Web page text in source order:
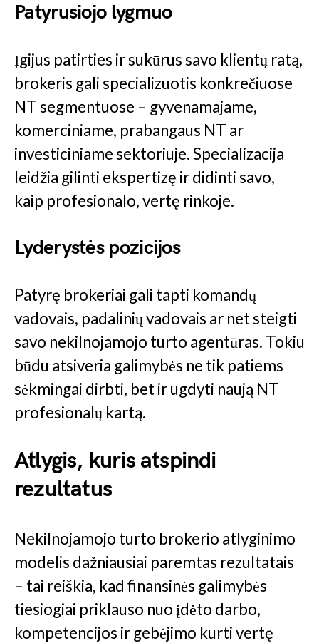
Patyrusiojo lygmuo
Įgijus patirties ir sukūrus savo klientų ratą,
brokeris gali specializuotis konkrečiuose
NT segmentuose – gyvenamajame,
komerciniame, prabangaus NT ar
investiciniame sektoriuje. Specializacija
leidžia gilinti ekspertizę ir didinti savo,
kaip profesionalo, vertę rinkoje.
Lyderystės pozicijos
Patyrę brokeriai gali tapti komandų
vadovais, padalinių vadovais ar net steigti
savo nekilnojamojo turto agentūras. Tokiu
būdu atsiveria galimybės ne tik patiems
sėkmingai dirbti, bet ir ugdyti naują NT
profesionalų kartą.
Atlygis, kuris atspindi
rezultatus
Nekilnojamojo turto brokerio atlyginimo
modelis dažniausiai paremtas rezultatais
– tai reiškia, kad finansinės galimybės
tiesiogiai priklauso nuo įdėto darbo,
kompetencijos ir gebėjimo kurti vertę